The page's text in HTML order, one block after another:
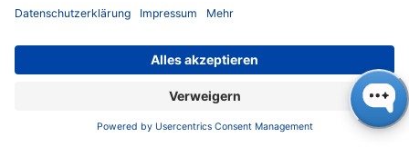
einer Eisenbahnbrücke hindurchgefahren sind)
machen Sie eine Wende. Fahren Sie 200 Meter
in die entgegengesetzte Richtung und biegen
Sie rechts in den Hohentwielsteigein. Nach